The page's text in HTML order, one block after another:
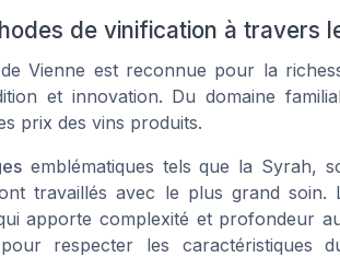
de vinification à travers
Vienne est reconnue pour la
et innovation. Du domaine
prix des vins produits.
emblématiques tels que la Syrah,
travaillés avec le plus grand soin.
apporte complexité et profondeur
respecter les caractéristiques